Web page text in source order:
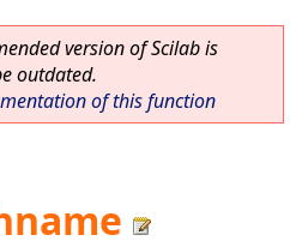
version of Scilab is
outdated.
of this function